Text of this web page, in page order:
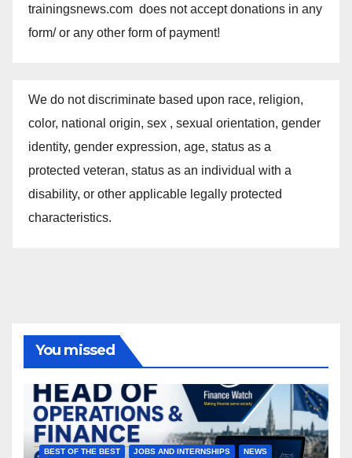
trainingsnews.com does not accept donations in any
form/ or any other form of payment!
We do not discriminate based upon race, religion,
color, national origin, sex , sexual orientation, gender
identity, gender expression, age, status as a
protected veteran, status as an individual with a
disability, or other applicable legally protected
characteristics.
You missed
BEST OF THE BEST JOBS AND INTERNSHIPS NEWS